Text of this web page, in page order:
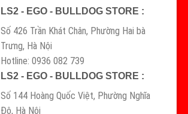
LS2 - EGO - BULLDOG STORE :
Số 426 Trần Khát Chân, Phường Hai bà
Trưng, Hà Nội
Hotline: 0936 082 739
LS2 - EGO - BULLDOG STORE :
Số 144 Hoàng Quốc Việt, Phường Nghĩa
Đô, Hà Nội